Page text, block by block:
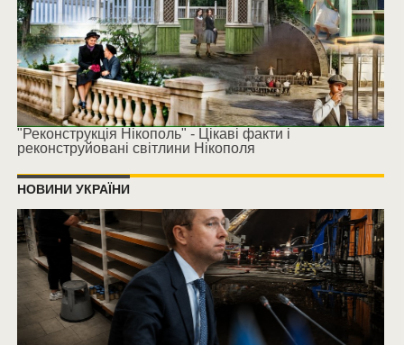
"Реконструкція Нікополь" - Цікаві факти і
реконструйовані світлини Нікополя
НОВИНИ УКРАЇНИ